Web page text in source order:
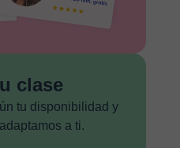
clase
tu disponibilidad y
a ti.